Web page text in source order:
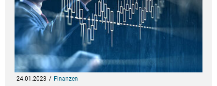
24.01.2023 Finanzen